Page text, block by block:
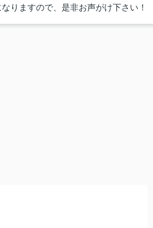
りますので、是非お声がけ下さい！